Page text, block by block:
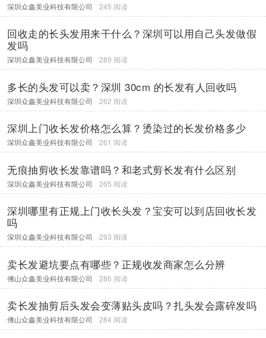
深圳众鑫美业科技有限公司 245 阅读
回收走的长头发用来干什么？深圳可以用自己头发做假
发吗
深圳众鑫美业科技有限公司 289 阅读
多长的头发可以卖？深圳 30cm 的长发有人回收吗
深圳众鑫美业科技有限公司 262 阅读
深圳上门收长发价格怎么算？烫染过的长发价格多少
深圳众鑫美业科技有限公司 261 阅读
无痕抽剪收长发靠谱吗？和老式剪长发有什么区别
深圳众鑫美业科技有限公司 265 阅读
深圳哪里有正规上门收长头发？宝安可以到店回收长发
吗
深圳众鑫美业科技有限公司 293 阅读
卖长发避坑要点有哪些？正规收发商家怎么分辨
佛山众鑫美业科技有限公司 286 阅读
卖长发抽剪后头发会变薄贴头皮吗？扎头发会露碎发吗
佛山众鑫美业科技有限公司 284 阅读